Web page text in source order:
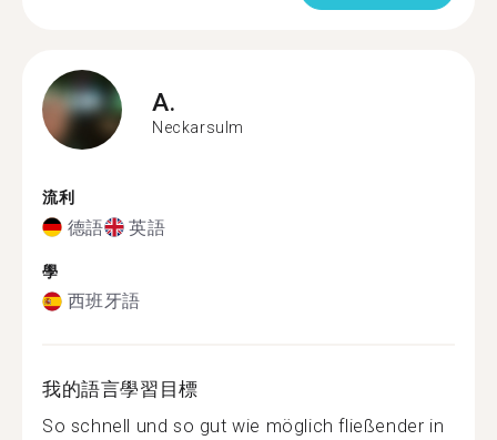
A.
Neckarsulm
流利
德語 英語
學
西班牙語
我的語言學習目標
So schnell und so gut wie möglich fließender in